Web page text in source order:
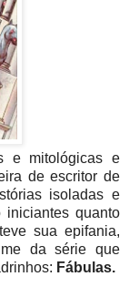
e mitológicas e
de escritor de
isoladas e
iniciantes quanto
sua epifania,
da série que
Fábulas.